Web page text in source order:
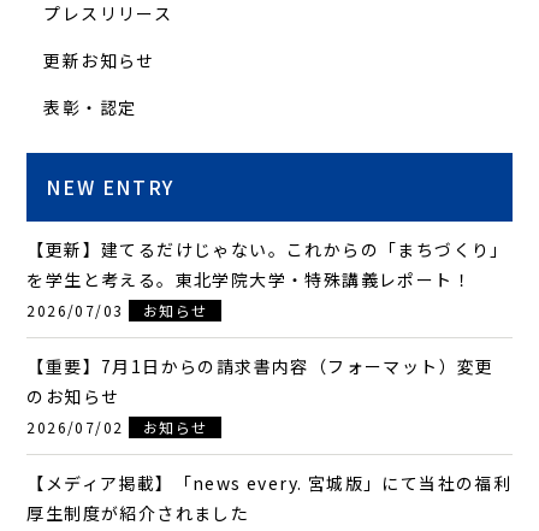
プレスリリース
更新お知らせ
表彰・認定
NEW ENTRY
【更新】建てるだけじゃない。これからの「まちづくり」
を学生と考える。東北学院大学・特殊講義レポート！
2026/07/03 お知らせ
【重要】7月1日からの請求書内容（フォーマット）変更
のお知らせ
2026/07/02 お知らせ
【メディア掲載】「news every. 宮城版」にて当社の福利
厚生制度が紹介されました